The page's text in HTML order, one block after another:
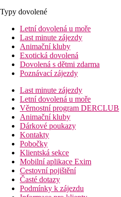
Typy dovolené
Letní dovolená u moře
Last minute zájezdy
Animační kluby
Exotická dovolená
Dovolená s dětmi zdarma
Poznávací zájezdy
Last minute zájezdy
Letní dovolená u moře
Věrnostní program DERCLUB
Animační kluby
Dárkové poukazy
Kontakty
Pobočky
Klientská sekce
Mobilní aplikace Exim
Cestovní pojištění
Časté dotazy
Podmínky k zájezdu